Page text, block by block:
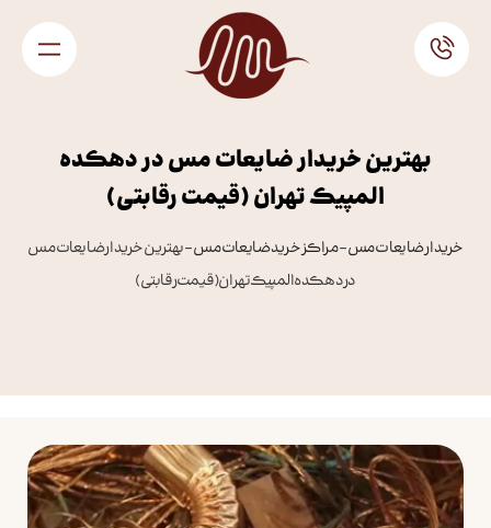
بهترین خریدار ضایعات مس در دهکده
المپیک تهران (قیمت رقابتی)
خریدار ضایعات مس–مراکز خرید ضایعات مس–بهترین خریدار ضایعات مس
در دهکده المپیک تهران (قیمت رقابتی)